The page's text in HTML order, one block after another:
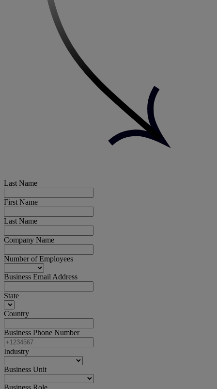
Last Name
First Name
Last Name
Company Name
Number of Employees
Business Email Address
State
Country
Business Phone Number
Industry
Business Unit
Business Role